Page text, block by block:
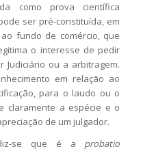
como prova científica
ser pré-constituída, em
fundo de comércio, que
o interesse de pedir
ou a arbitragem.
em relação ao
para o laudo ou o
claramente a espécie e o
de um julgador.
se que é a probatio